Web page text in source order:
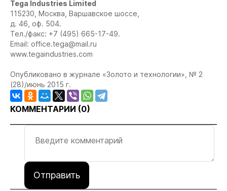
Tega Industries Limited
115230, Москва, Варшавское шоссе,
д. 46, оф. 504.
Тел./факс: +7 (495) 665-17-49.
Email: office.tega@mail.ru
www.tegaindustries.com
Опубликовано в журнале «Золото и технологии», № 2
(28)/июнь 2015 г.
КОММЕНТАРИИ (0)
Отправить